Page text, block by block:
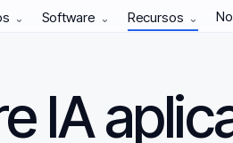
⌄ Software ⌄ Recursos ⌄
IA